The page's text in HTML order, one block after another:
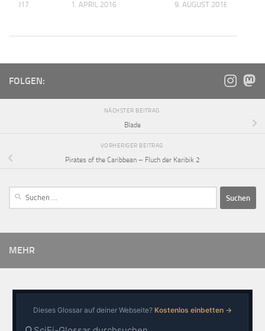
1. APRIL 2016 9. AUGUST 2018
2017
FOLGEN:
NÄCHSTER BEITRAG
Blade
VORHERIGER BEITRAG
Pirates of the Caribbean – Fluch der Karibik 2
MEHR